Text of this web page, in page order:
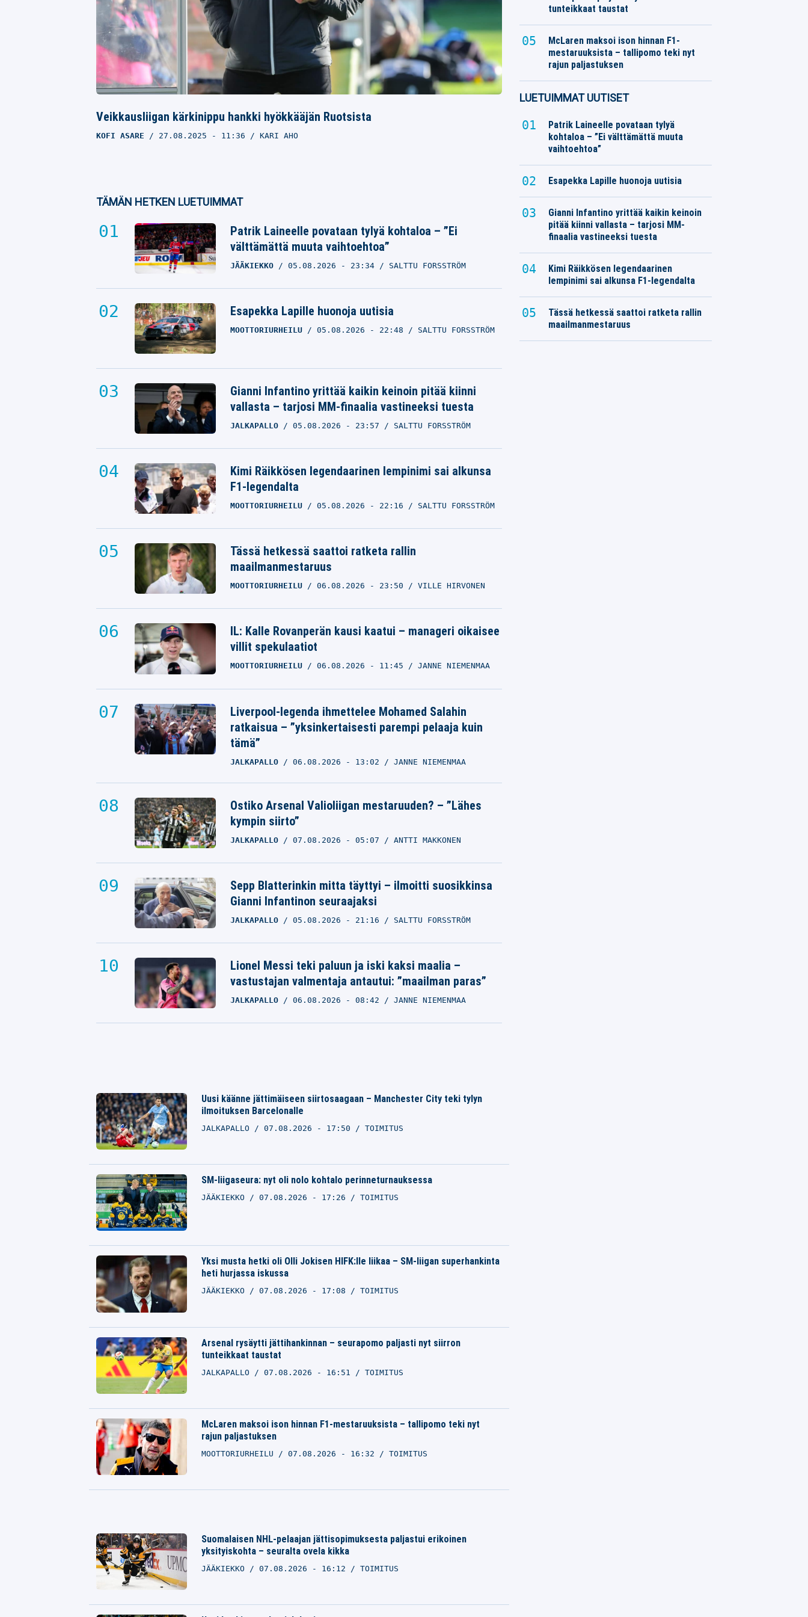
Veikkausliigan kärkinippu hankki hyökkääjän Ruotsista
KOFI ASARE 27.08.2025 - 11:36 KARI AHO
TÄMÄN HETKEN LUETUIMMAT
Patrik Laineelle povataan tylyä kohtaloa – ”Ei
välttämättä muuta vaihtoehtoa”
JÄÄKIEKKO 05.08.2026 - 23:34 SALTTU FORSSTRÖM
Esapekka Lapille huonoja uutisia
MOOTTORIURHEILU 05.08.2026 - 22:48 SALTTU FORSSTRÖM
Gianni Infantino yrittää kaikin keinoin pitää kiinni
vallasta – tarjosi MM-finaalia vastineeksi tuesta
JALKAPALLO 05.08.2026 - 23:57 SALTTU FORSSTRÖM
Kimi Räikkösen legendaarinen lempinimi sai alkunsa
F1-legendalta
MOOTTORIURHEILU 05.08.2026 - 22:16 SALTTU FORSSTRÖM
Tässä hetkessä saattoi ratketa rallin
maailmanmestaruus
MOOTTORIURHEILU 06.08.2026 - 23:50 VILLE HIRVONEN
IL: Kalle Rovanperän kausi kaatui – manageri oikaisee
villit spekulaatiot
MOOTTORIURHEILU 06.08.2026 - 11:45 JANNE NIEMENMAA
Liverpool-legenda ihmettelee Mohamed Salahin
ratkaisua – ”yksinkertaisesti parempi pelaaja kuin
tämä”
JALKAPALLO 06.08.2026 - 13:02 JANNE NIEMENMAA
Ostiko Arsenal Valioliigan mestaruuden? – ”Lähes
kympin siirto”
JALKAPALLO 07.08.2026 - 05:07 ANTTI MAKKONEN
Sepp Blatterinkin mitta täyttyi – ilmoitti suosikkinsa
Gianni Infantinon seuraajaksi
JALKAPALLO 05.08.2026 - 21:16 SALTTU FORSSTRÖM
Lionel Messi teki paluun ja iski kaksi maalia –
vastustajan valmentaja antautui: ”maailman paras”
JALKAPALLO 06.08.2026 - 08:42 JANNE NIEMENMAA
Uusi käänne jättimäiseen siirtosaagaan – Manchester City teki tylyn
ilmoituksen Barcelonalle
JALKAPALLO 07.08.2026 - 17:50 TOIMITUS
SM-liigaseura: nyt oli nolo kohtalo perinneturnauksessa
JÄÄKIEKKO 07.08.2026 - 17:26 TOIMITUS
Yksi musta hetki oli Olli Jokisen HIFK:lle liikaa – SM-liigan superhankinta
heti hurjassa iskussa
JÄÄKIEKKO 07.08.2026 - 17:08 TOIMITUS
Arsenal rysäytti jättihankinnan – seurapomo paljasti nyt siirron
tunteikkaat taustat
JALKAPALLO 07.08.2026 - 16:51 TOIMITUS
McLaren maksoi ison hinnan F1-mestaruuksista – tallipomo teki nyt
rajun paljastuksen
MOOTTORIURHEILU 07.08.2026 - 16:32 TOIMITUS
Suomalaisen NHL-pelaajan jättisopimuksesta paljastui erikoinen
yksityiskohta – seuralta ovela kikka
JÄÄKIEKKO 07.08.2026 - 16:12 TOIMITUS
tunteikkaat taustat
McLaren maksoi ison hinnan F1-
mestaruuksista – tallipomo teki nyt
rajun paljastuksen
LUETUIMMAT UUTISET
Patrik Laineelle povataan tylyä
kohtaloa – ”Ei välttämättä muuta
vaihtoehtoa”
Esapekka Lapille huonoja uutisia
Gianni Infantino yrittää kaikin keinoin
pitää kiinni vallasta – tarjosi MM-
finaalia vastineeksi tuesta
Kimi Räikkösen legendaarinen
lempinimi sai alkunsa F1-legendalta
Tässä hetkessä saattoi ratketa rallin
maailmanmestaruus